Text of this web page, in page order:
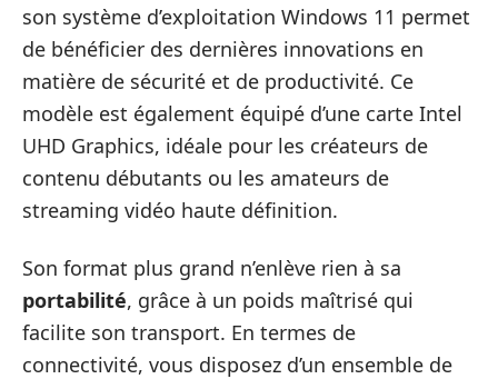
son système d’exploitation Windows 11 permet
de bénéficier des dernières innovations en
matière de sécurité et de productivité. Ce
modèle est également équipé d’une carte Intel
UHD Graphics, idéale pour les créateurs de
contenu débutants ou les amateurs de
streaming vidéo haute définition.
Son format plus grand n’enlève rien à sa
portabilité, grâce à un poids maîtrisé qui
facilite son transport. En termes de
connectivité, vous disposez d’un ensemble de